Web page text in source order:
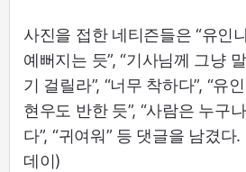
사진을 접한 네티즌들은 “유인
예뻐지는 듯”, “기사님께 그냥
기 걸릴라”, “너무 착하다”, “유
현우도 반한 듯”, “사람은 누구
다”, “귀여워” 등 댓글을 남겼
데이)